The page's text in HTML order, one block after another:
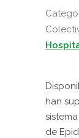
han
de